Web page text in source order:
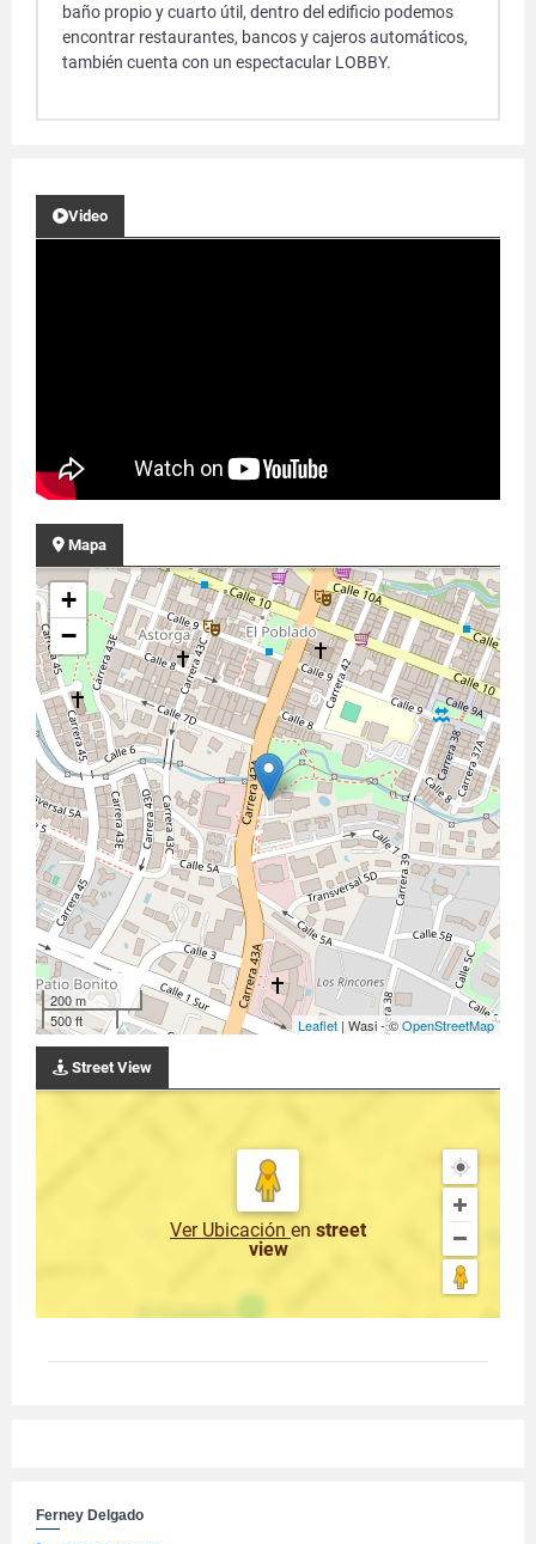
baño propio y cuarto útil, dentro del edificio podemos
encontrar restaurantes, bancos y cajeros automáticos,
también cuenta con un espectacular LOBBY.
Video
Mapa
+
−
200 m
500 ft
Leaflet | Wasi - ©OpenStreetMap
Street View
Ver Ubicación en street
view
Ferney Delgado